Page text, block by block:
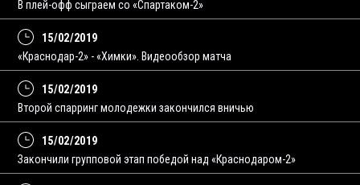
В плей-офф сыграем со «Спартаком-2»
15/02/2019
«Краснодар-2» - «Химки». Видеообзор матча
15/02/2019
Второй спарринг молодежки закончился вничью
15/02/2019
Закончили групповой этап победой над «Краснодаром-2»